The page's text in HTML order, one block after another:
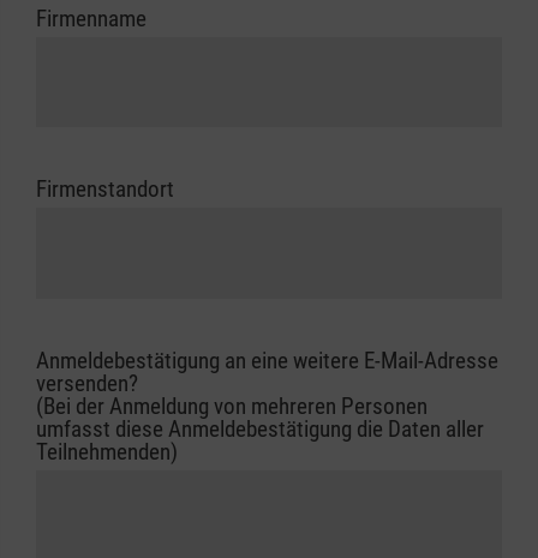
Firmenname
Firmenstandort
Anmeldebestätigung an eine weitere E-Mail-Adresse
versenden?
(Bei der Anmeldung von mehreren Personen
umfasst diese Anmeldebestätigung die Daten aller
Teilnehmenden)